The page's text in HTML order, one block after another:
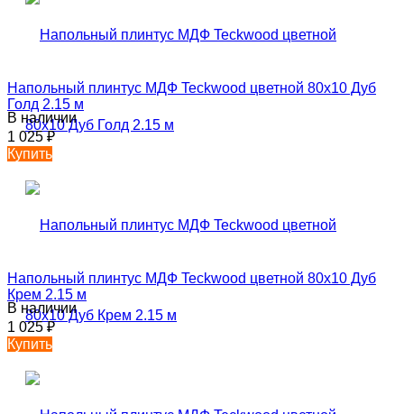
Напольный плинтус МДФ Teckwood цветной 80х10 Дуб
Голд 2.15 м
В наличии
1 025₽
Купить
Напольный плинтус МДФ Teckwood цветной 80х10 Дуб
Крем 2.15 м
В наличии
1 025₽
Купить